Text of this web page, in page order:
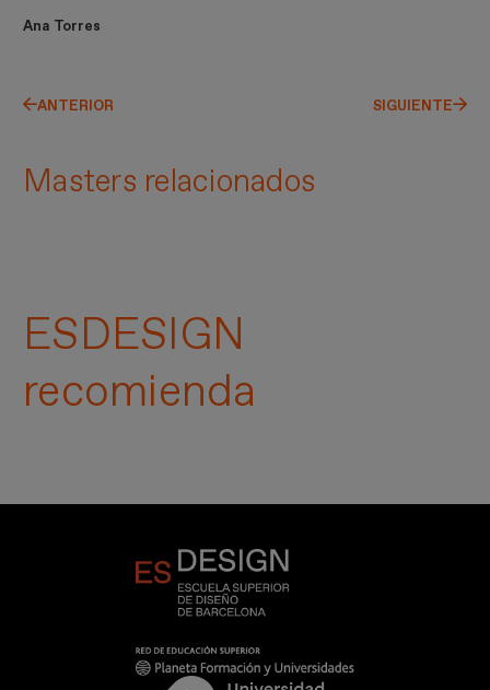
Ana Torres
ANTERIOR SIGUIENTE
Masters relacionados
ESDESIGN
recomienda